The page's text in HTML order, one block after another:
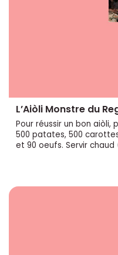
L’Aiòli Monstre du
Pour réussir un bon aiòli,
500 patates, 500
et 90 oeufs. Servir chaud